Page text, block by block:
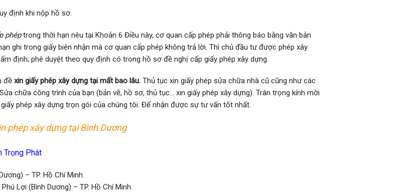
định khi nộp hồ sơ.
phéptrong thời hạn nêu tại Khoản 6 Điều này, cơ quan cấp phép phải thông báo bằng văn bản
ghi trong giấy biên nhận mà cơ quan cấp phép không trả lời. Thì chủ đầu tư được phép xây
định; phê duyệt theo quy định có trong hồ sơ đề nghị cấp giấy phép xây dựng.
đề xin giấy phép xây dựng tại mất bao lâu. Thủ tục xin giấy phép sửa chữa nhà cũ cũng như các
chữa công trình của bạn (bản vẽ, hồ sơ, thủ tục… xin giấy phép xây dựng). Trân trọng kính mời
phép xây dựng trọn gói của chúng tôi. Để nhận được sự tư vấn tốt nhất.
phép xây dựng tại Bình Dương
Trọng Phát
– TP. Hồ Chí Minh.
Lợi (Bình Dương) – TP. Hồ Chí Minh.